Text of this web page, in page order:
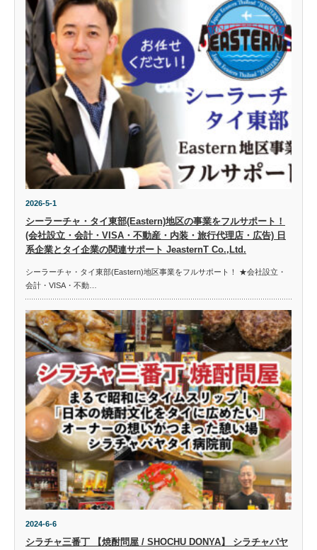
2026-5-1
シーラーチャ・タイ東部(Eastern)地区の事業をフルサポート！
(会社設立・会計・VISA・不動産・内装・旅行代理店・広告) 日
系企業とタイ企業の関連サポート JeasternT Co.,Ltd.
シーラーチャ・タイ東部(Eastern)地区事業をフルサポート！ ★会社設立・
会計・VISA・不動…
2024-6-6
シラチャ三番丁 【焼酎問屋 / SHOCHU DONYA】 シラチャパヤ